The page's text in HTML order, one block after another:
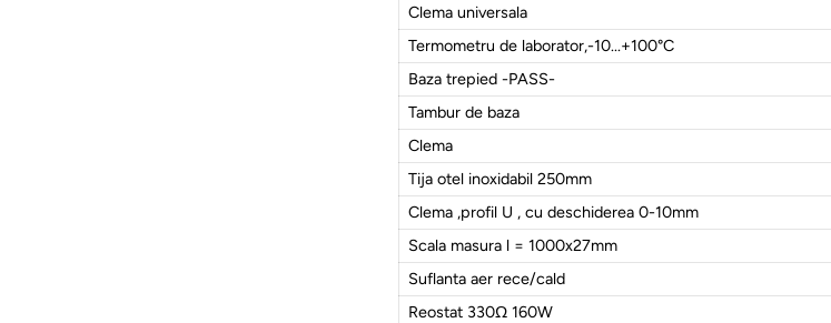
Clema universala
Termometru de laborator,-10...+100°C
Baza trepied -PASS-
Tambur de baza
Clema
Tija otel inoxidabil 250mm
Clema ,profil U , cu deschiderea 0-10mm
Scala masura l = 1000x27mm
Suflanta aer rece/cald
Reostat 330Ω 160W